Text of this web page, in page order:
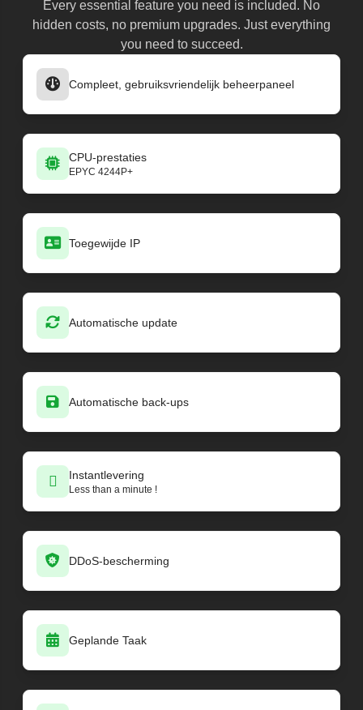
Every essential feature you need is included. No
hidden costs, no premium upgrades. Just everything
you need to succeed.
Compleet, gebruiksvriendelijk beheerpaneel
CPU-prestaties
EPYC 4244P+
Toegewijde IP
Automatische update
Automatische back-ups
Instantlevering
Less than a minute !
DDoS-bescherming
Geplande Taak